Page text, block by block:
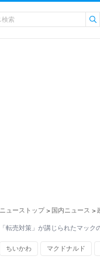
ニューストップ > 国内ニュース >
「転売対策」が講じられたマッ
ちいかわ マクドナルド